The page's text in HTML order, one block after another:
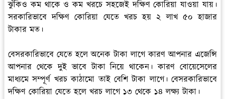
ঝুঁকিও কম থাকে ও কম খরচে সহজেই দক্ষিণ কোরিয়া যাওয়া যায়।
সরকারিভাবে দক্ষিণ কোরিয়া যেতে খরচ হয় ২ লাখ ৫০ হাজার
টাকার মত।
বেসরকারিভাবে যেতে হলে অনেক টাকা লাগে কারণ আপনার এজেন্সি
আপনার থেকে দুই ভাবে টাকা নিয়ে থাকেন। কারণ বোয়েসেলের
মাধ্যমে সম্পূর্ণ খরচ কাঠামো তাই বেশি টাকা লাগে। বেসরকারিভাবে
দক্ষিণ কোরিয়া যেতে হলে খরচ লাগে ১৩ থেকে ১৪ লক্ষ্য টাকা।